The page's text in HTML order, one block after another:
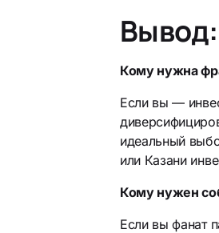
Кому нужна
Если вы —
идеальный
или Казани
Кому нужен
Если вы фанат